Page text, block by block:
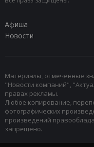
Афиша
Новости
Материалы, отмеченные
"Новости компаний",
правах рекламы.
Любое копирование,
фотографических
произведений
запрещено.